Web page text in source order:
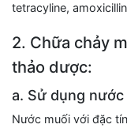
tetracyline,
2. Chữa chảy
thảo dược:
a. Sử dụng nước
Nước muối với đặc